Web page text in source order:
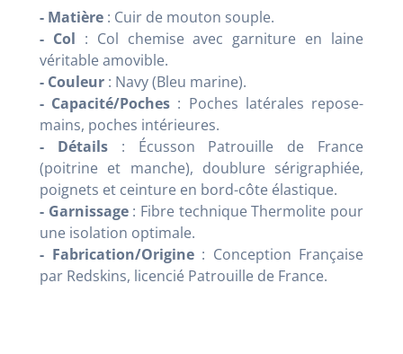
- Matière : Cuir de mouton souple.
- Col : Col chemise avec garniture en laine
véritable amovible.
- Couleur : Navy (Bleu marine).
- Capacité/Poches : Poches latérales repose-
mains, poches intérieures.
- Détails: Écusson Patrouille de France
(poitrine et manche), doublure sérigraphiée,
poignets et ceinture en bord-côte élastique.
- Garnissage: Fibre technique Thermolite pour
une isolation optimale.
- Fabrication/Origine: Conception Française
par Redskins, licencié Patrouille de France.